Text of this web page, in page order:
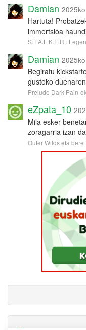
Damian
Hartuta!
immertsioa
S.T.A.L.K.E.R.:
Damian
Begiratu
gustoko
Prelude Dark Pain-
eZpata_10
Mila esker
zoragarria izan
Outer Wilds eta